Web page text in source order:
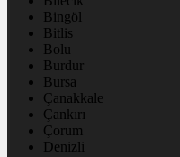
Bingöl
Bitlis
Bolu
Burdur
Bursa
Çanakkale
Çankırı
Çorum
Denizli